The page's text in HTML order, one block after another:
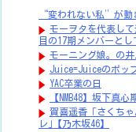
“変われない私”が動
モーヲタを代表し
目の17期メンバーと
モーニング娘。の
Juice=Juiceのポッ
YAC卒業の日
【NMB48】坂下真
賀喜遥香 ｢さくち
レ｣【乃木坂46】